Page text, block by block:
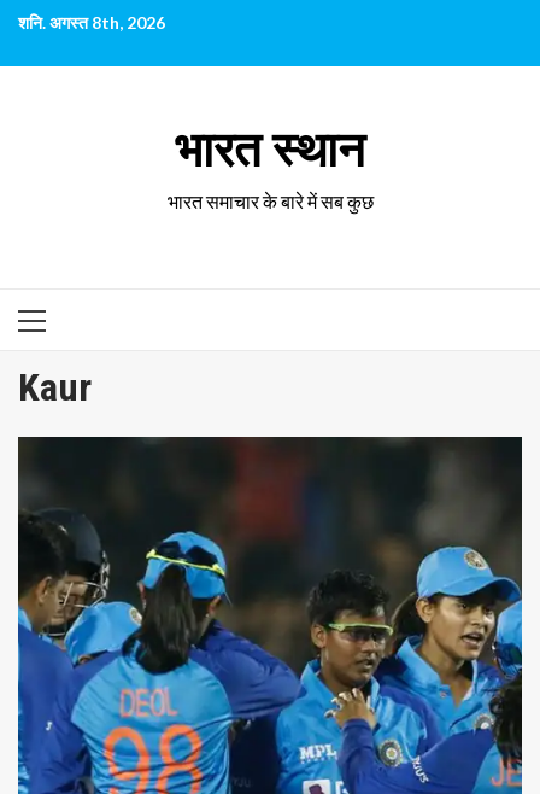
छोड़कर
पर
शनि. अगस्त 8th, 2026
भारत स्थान
भारत समाचार के बारे में सब कुछ
प्राथमिक
Kaur